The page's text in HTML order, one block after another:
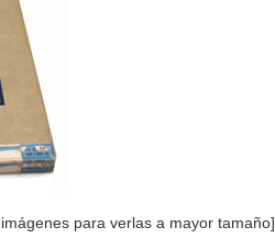
para verlas a mayor tamaño].